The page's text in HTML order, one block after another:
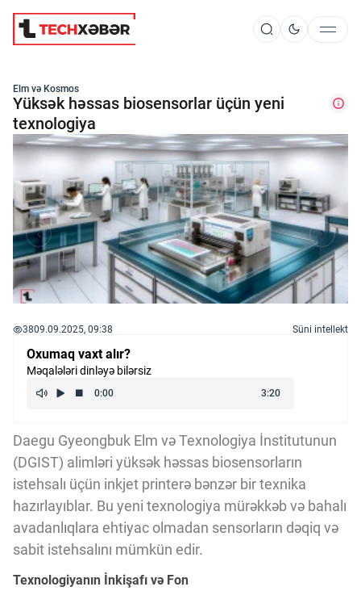
Süni İntellekt
Elm və Kosmos
Texnoloji İnkişaf
İnnovasiya və Startaplar
Robot və Cihazlar
Kriptovalyuta
ÇƏRƏZLƏR SİYASƏTİ
İSTIFADƏ ŞƏRTLƏRİ
MƏXFİLİK SİYASƏTİ
Elm və Kosmos
Yüksək həssas biosensorlar üçün yeni
texnologiya
3809.09.2025, 09:38 Süni intellekt
Oxumaq vaxt alır?
Məqalələri dinləyə bilərsiz
Daegu Gyeongbuk Elm və Texnologiya İnstitutunun
(DGIST) alimləri yüksək həssas biosensorların
istehsalı üçün inkjet printerə bənzər bir texnika
hazırlayıblar. Bu yeni texnologiya mürəkkəb və bahalı
avadanlıqlara ehtiyac olmadan sensorların dəqiq və
sabit istehsalını mümkün edir.
Texnologiyanın İnkişafı və Fon